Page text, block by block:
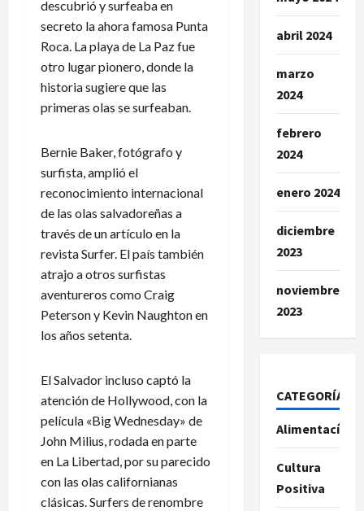
descubrió y surfeaba en
secreto la ahora famosa Punta
Roca. La playa de La Paz fue
otro lugar pionero, donde la
historia sugiere que las
primeras olas se surfeaban.
Bernie Baker, fotógrafo y
surfista, amplió el
reconocimiento internacional
de las olas salvadoreñas a
través de un artículo en la
revista Surfer. El país también
atrajo a otros surfistas
aventureros como Craig
Peterson y Kevin Naughton en
los años setenta.
El Salvador incluso captó la
atención de Hollywood, con la
película «Big Wednesday» de
John Milius, rodada en parte
en La Libertad, por su parecido
con las olas californianas
clásicas. Surfers de renombre
abril 2024
marzo
2024
febrero
2024
enero 2024
diciembre
2023
noviembre
2023
CATEGORÍAS
Alimentacíon
Cultura
Positiva